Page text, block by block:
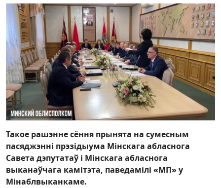
Такое рашэнне сёння прынята на сумесным
пасяджэнні прэзідыума Мінскага абласнога
Савета дэпутатаў і Мінскага абласнога
выканаўчага камітэта, паведамілі «МП» у
Мінаблвыканкаме.